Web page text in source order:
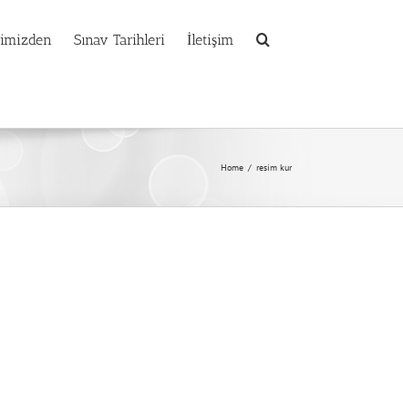
Sınav Tarihleri İletişim
Home / resim kur